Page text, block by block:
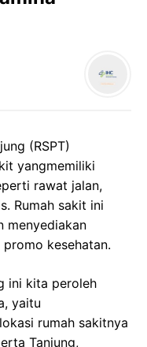
(RSPT)
yangmemiliki
rawat jalan,
Rumah sakit ini
menyediakan
kesehatan.
ini kita peroleh
yaitu
rumah sakitnya
Tanjung,